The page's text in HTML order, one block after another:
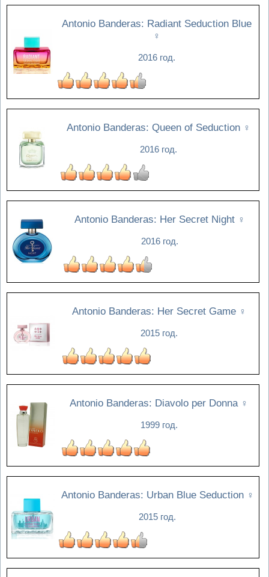
Antonio Banderas: Radiant Seduction Blue
♀
2016 год.
Antonio Banderas: Queen of Seduction ♀
2016 год.
Antonio Banderas: Her Secret Night ♀
2016 год.
Antonio Banderas: Her Secret Game ♀
2015 год.
Antonio Banderas: Diavolo per Donna ♀
1999 год.
Antonio Banderas: Urban Blue Seduction ♀
2015 год.